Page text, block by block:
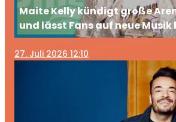
Maite Kelly kündigt große
und lässt Fans auf neue
27. Juli 2026 12:10